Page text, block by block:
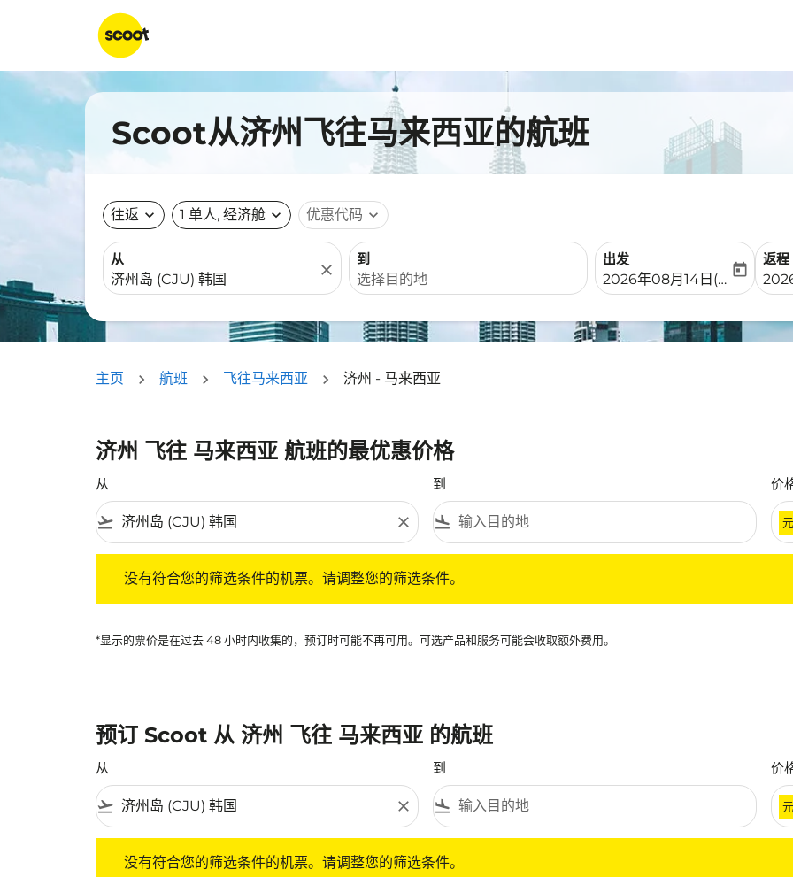
Scoot从济州飞往马来西亚的航班
往返 expand_more 1 单人, 经济舱 expand_more 优惠代码 expand_more
从
close
到
出发
fc-booking-departure-
2026年08月14日(周五)
today
返程
fc-
主页 航班 飞往马来西亚 济州 - 马来西亚
济州 飞往 马来西亚 航班的最优惠价格
从
flight_takeoff close
到
flight_land
价
元
没有符合您的筛选条件的机票。请调整您的筛选条件。
*显示的票价是在过去 48 小时内收集的，预订时可能不再可用。可选产品和服务可能会收取额外费用。
预订 Scoot 从 济州 飞往 马来西亚 的航班
从
flight_takeoff close
到
flight_land
价
元
没有符合您的筛选条件的机票。请调整您的筛选条件。